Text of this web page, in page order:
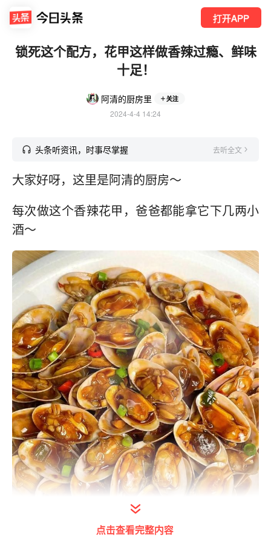
打开APP
锁死这个配方，花甲这样做香辣过瘾、鲜味
十足！
阿清的厨房里 关注
2024-4-4 14:24
头条听资讯，时事尽掌握 去听全文
大家好呀，这里是阿清的厨房～
每次做这个香辣花甲，爸爸都能拿它下几两小
酒～
点击查看完整内容